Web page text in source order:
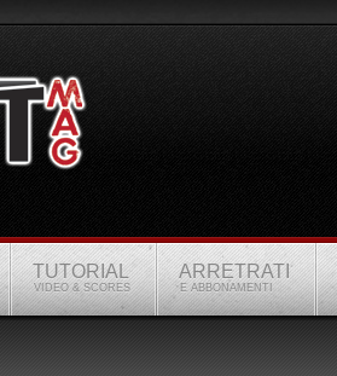
TUTORIAL
VIDEO & SCORES
ARRETRATI
E ABBONAMENTI